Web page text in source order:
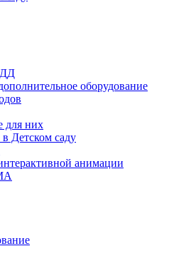
оборудование
для них
Детском саду
анимации